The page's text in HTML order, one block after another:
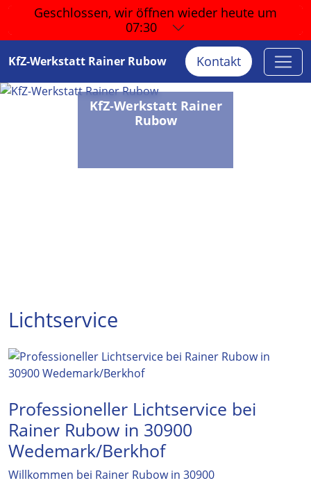
Geschlossen, wir öffnen wieder heute um
07:30
KfZ-Werkstatt Rainer Rubow Kontakt
KfZ-Werkstatt Rainer
Rubow
Lichtservice
Professioneller Lichtservice bei
Rainer Rubow in 30900
Wedemark/Berkhof
Willkommen bei Rainer Rubow in 30900